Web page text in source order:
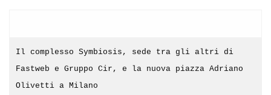
Il complesso Symbiosis, sede tra gli altri di
Fastweb e Gruppo Cir, e la nuova piazza Adriano
Olivetti a Milano